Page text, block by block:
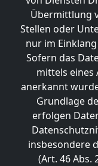
Übermittlung
Stellen oder
nur im
Sofern das
mittels eines
anerkannt
Grundlage
erfolgen
insbesondere
(Art. 46 Abs.